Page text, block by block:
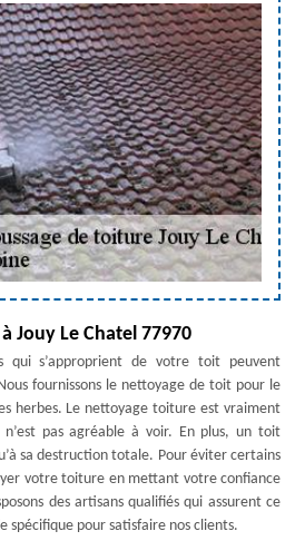
Jouy Le Chatel 77970
qui s’approprient de votre toit peuvent
fournissons le nettoyage de toit pour le
herbes. Le nettoyage toiture est vraiment
pas agréable à voir. En plus, un toit
sa destruction totale. Pour éviter certains
votre toiture en mettant votre confiance
des artisans qualifiés qui assurent ce
spécifique pour satisfaire nos clients.